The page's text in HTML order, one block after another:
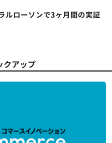
ルローソンで3ヶ月間の実証
クアップ